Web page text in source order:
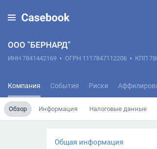
ООО "БЕРНАРД"
ИНН 7841442169 • ОГРН 1117847112206 • КПП
Компания События Риски
Обзор Информация Налоговые данные
Общая информация